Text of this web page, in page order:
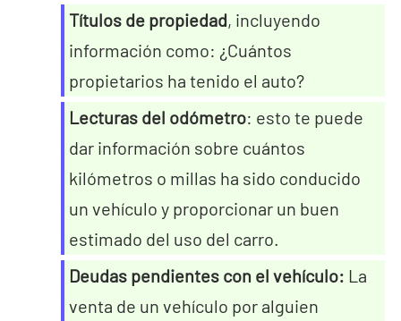
Títulos de propiedad, incluyendo
información como: ¿Cuántos
propietarios ha tenido el auto?
Lecturas del odómetro: esto te puede
dar información sobre cuántos
kilómetros o millas ha sido conducido
un vehículo y proporcionar un buen
estimado del uso del carro.
Deudas pendientes con el vehículo: La
venta de un vehículo por alguien